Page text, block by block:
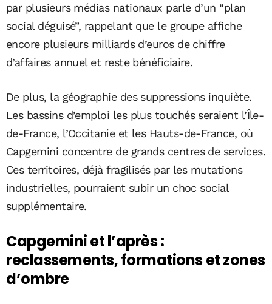
par plusieurs médias nationaux parle d’un “plan
social déguisé”, rappelant que le groupe affiche
encore plusieurs milliards d’euros de chiffre
d’affaires annuel et reste bénéficiaire.
De plus, la géographie des suppressions inquiète.
Les bassins d’emploi les plus touchés seraient l’Île-
de-France, l’Occitanie et les Hauts-de-France, où
Capgemini concentre de grands centres de services.
Ces territoires, déjà fragilisés par les mutations
industrielles, pourraient subir un choc social
supplémentaire.
Capgemini et l’après :
reclassements, formations et zones
d’ombre